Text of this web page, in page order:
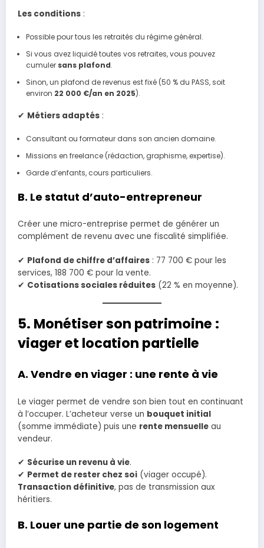
Les conditions :
Possible pour tous les retraités du régime général.
Si vous avez liquidé toutes vos retraites, vous pouvez
cumuler sans plafond.
Sinon, un plafond de revenus est fixé (50 % du PASS, soit
environ 22 000 €/an en 2025).
✔ Métiers adaptés :
Consultant ou formateur dans son ancien domaine.
Missions en freelance (rédaction, graphisme, expertise).
Garde d’enfants, cours particuliers.
B. Le statut d’auto-entrepreneur
Créer une micro-entreprise permet de générer un
complément de revenu avec une fiscalité simplifiée.
✔ Plafond de chiffre d’affaires : 77 700 € pour les
services, 188 700 € pour la vente.
✔ Cotisations sociales réduites (22 % en moyenne).
5. Monétiser son patrimoine :
viager et location partielle
A. Vendre en viager : une rente à vie
Le viager permet de vendre son bien tout en continuant
à l’occuper. L’acheteur verse un bouquet initial
(somme immédiate) puis une rente mensuelle au
vendeur.
✔ Sécurise un revenu à vie.
✔ Permet de rester chez soi (viager occupé).
Transaction définitive, pas de transmission aux
héritiers.
B. Louer une partie de son logement